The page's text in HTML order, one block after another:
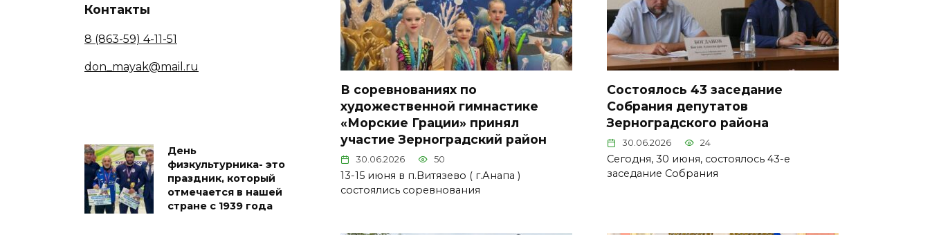
В соревнованиях по
художественной гимнастике
«Морские Грации» принял
участие Зерноградский район
30.06.2026 50
13-15 июня в п.Витязево ( г.Анапа )
состоялись соревнования
Состоялось 43 заседание
Собрания депутатов
Зерноградского района
30.06.2026 24
Сегодня, 30 июня, состоялось 43-е
заседание Собрания
Контакты
8 (863-59) 4-11-51
don_mayak@mail.ru
День
физкультурника- это
праздник, который
отмечается в нашей
стране с 1939 года